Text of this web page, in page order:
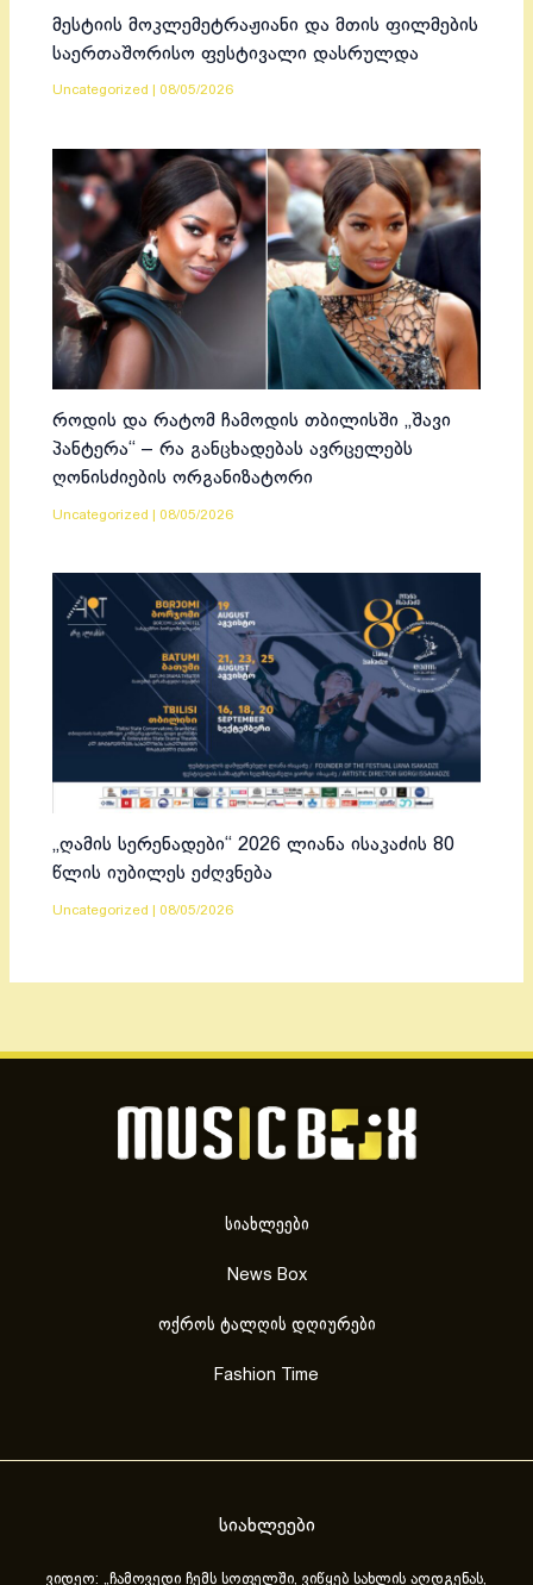
მესტიის მოკლემეტრაჟიანი და მთის ფილმების
საერთაშორისო ფესტივალი დასრულდა
Uncategorized 08/05/2026
როდის და რატომ ჩამოდის თბილისში „შავი
პანტერა“ – რა განცხადებას ავრცელებს
ღონისძიების ორგანიზატორი
Uncategorized 08/05/2026
„ღამის სერენადები“ 2026 ლიანა ისაკაძის 80
წლის იუბილეს ეძღვნება
Uncategorized 08/05/2026
სიახლეები
News Box
ოქროს ტალღის დღიურები
Fashion Time
სიახლეები
ვიდეო: „ჩამოვედი ჩემს სოფელში, ვიწყებ სახლის აღდგენას,